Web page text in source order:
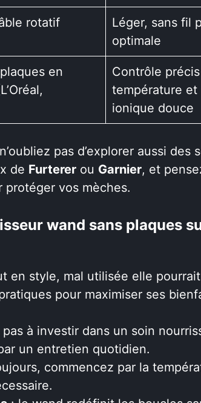
rotatif
Léger, sans fil
optimale
en
Contrôle
température
ionique douce
pas d’explorer aussi des
de Furterer ou Garnier, et
vos mèches.
wand sans plaques
en style, mal utilisée elle
pour maximiser ses
pas à investir dans un soin
un entretien quotidien.
commencez par la